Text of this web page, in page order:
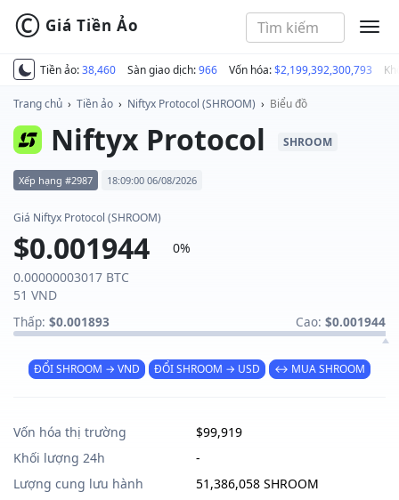
Tiền ảo:38,460 Sàn giao dịch:966 Vốn hóa:$2,199,392,300,793
© Giá Tiền Ảo
Trang chủ › Tiền ảo › Niftyx Protocol (SHROOM) › Biểu đồ
Niftyx Protocol SHROOM
Xếp hạng #2987 18:09:00 06/08/2026
Giá Niftyx Protocol (SHROOM)
$0.001944
0%
0.00000003017 BTC
51 VND
Thấp: $0.001893 Cao: $0.001944
ĐỔI SHROOM → VND ĐỔI SHROOM → USD ↔ MUA SHROOM
Vốn hóa thị trường
$99,919
Khối lượng 24h
-
Lượng cung lưu hành
51,386,058 SHROOM